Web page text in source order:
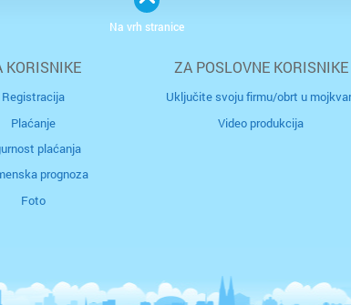
KORISNIKE
Registracija
Plaćanje
plaćanja
prognoza
Foto
ZA POSLOVNE KORISNIKE
Uključite svoju firmu/obrt u
Video produkcija
Na vrh stranice